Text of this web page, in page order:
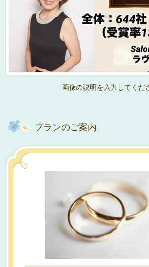
画像の説明を入力してくだ
プランのご案内